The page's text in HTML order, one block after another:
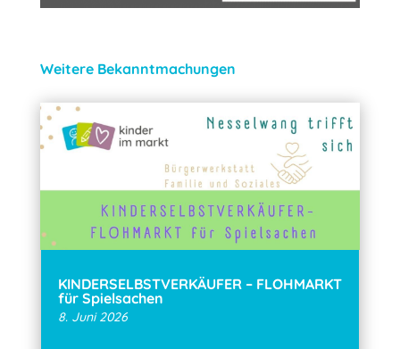
Weitere Bekanntmachungen
KINDERSELBSTVERKÄUFER – FLOHMARKT
für Spielsachen
8. Juni 2026